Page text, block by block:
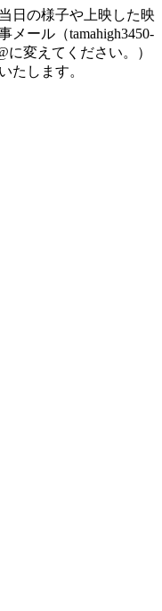
日の様子や上映した映
メール（tamahigh3450-
変えてください。）
たします。